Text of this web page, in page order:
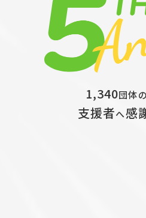
1,340団体の
支援者へ感